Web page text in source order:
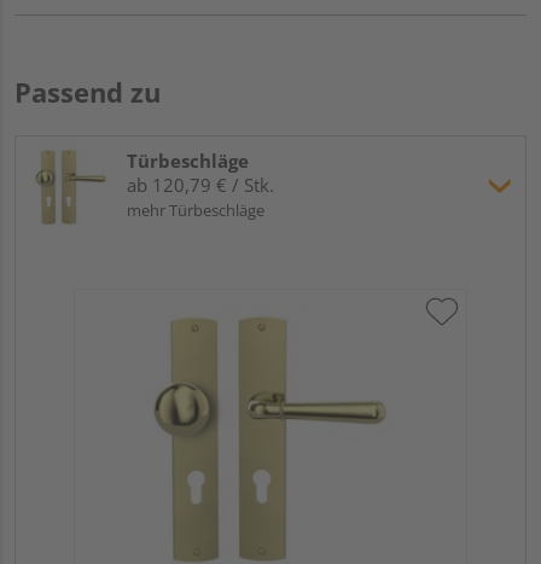
Passend zu
Türbeschläge
ab 120,79 € / Stk.
mehr Türbeschläge